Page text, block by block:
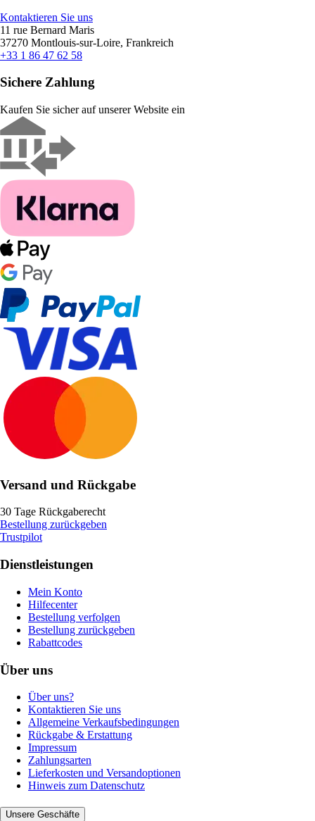
Kontaktieren Sie uns
11 rue Bernard Maris
37270 Montlouis-sur-Loire, Frankreich
+33 1 86 47 62 58
Sichere Zahlung
Kaufen Sie sicher auf unserer Website ein
Versand und Rückgabe
30 Tage Rückgaberecht
Bestellung zurückgeben
Trustpilot
Dienstleistungen
Mein Konto
Hilfecenter
Bestellung verfolgen
Bestellung zurückgeben
Rabattcodes
Über uns
Über uns?
Kontaktieren Sie uns
Allgemeine Verkaufsbedingungen
Rückgabe & Erstattung
Impressum
Zahlungsarten
Lieferkosten und Versandoptionen
Hinweis zum Datenschutz
Unsere Geschäfte